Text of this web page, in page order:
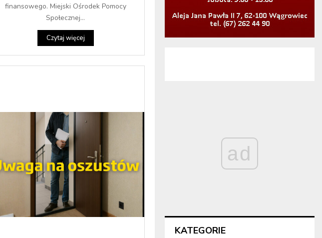
finansowego. Miejski Ośrodek Pomocy
Społecznej...
Czytaj więcej
ad
KATEGORIE